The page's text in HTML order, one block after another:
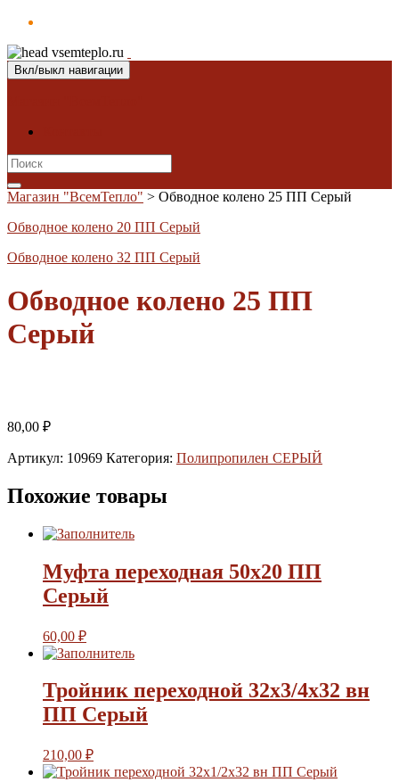
Вкл/выкл навигации
Search
for:
Магазин "ВсемТепло" > Обводное колено 25 ПП Серый
Обводное колено 20 ПП Серый
Обводное колено 32 ПП Серый
Обводное колено 25 ПП
Серый
80,00 ₽
Артикул: 10969 Категория: Полипропилен СЕРЫЙ
Похожие товары
Муфта переходная 50х20 ПП
Серый
60,00 ₽
Тройник переходной 32х3/4х32 вн
ПП Серый
210,00 ₽